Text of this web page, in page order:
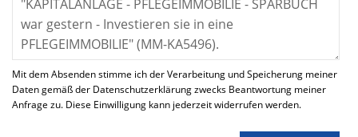
Mit dem Absenden stimme ich der Verarbeitung und Speicherung meiner
Daten gemäß der Datenschutzerklärung zwecks Beantwortung meiner
Anfrage zu. Diese Einwilligung kann jederzeit widerrufen werden.